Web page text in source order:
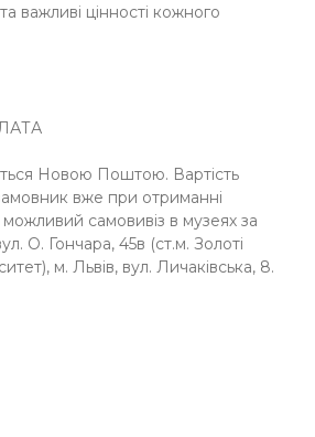
важливі цінності кожного
Новою Поштою. Вартість
вже при отриманні
самовивіз в музеях за
О. Гончара, 45в (ст.м. Золоті
м. Львів, вул. Личаківська, 8.